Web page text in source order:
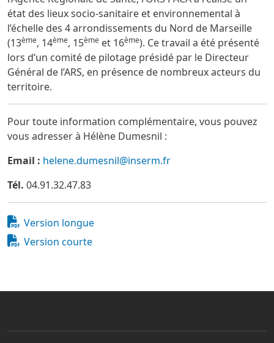
état des lieux socio-sanitaire et environnemental à
l’échelle des 4 arrondissements du Nord de Marseille
(13ème, 14ème, 15ème et 16ème). Ce travail a été présenté
lors d’un comité de pilotage présidé par le Directeur
Général de l’ARS, en présence de nombreux acteurs du
territoire.
Pour toute information complémentaire, vous pouvez
vous adresser à Hélène Dumesnil :
Email : helene.dumesnil@inserm.fr
Tél. 04.91.32.47.83
Document
Version longue
Document
Version courte